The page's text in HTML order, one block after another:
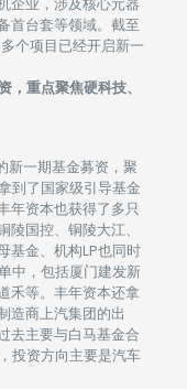
首台套等领域。截至
个项目已经开启新一
，重点聚焦硬科技、
新一期基金募资，聚
到了国家级引导基金
年资本也获得了多只
国控、铜陵大江、
基金、机构LP也同时
中，包括厦门建发新
禾等。丰年资本还拿
造商上汽集团的出
去主要与白马基金合
投资方向主要是汽车